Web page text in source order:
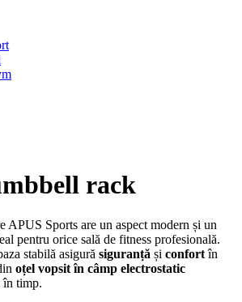
rack
APUS Sports are un aspect modern și un
pentru orice sală de fitness profesională.
stabilă asigură siguranță și confortîn
oțel vopsit în câmp electrostatic
în timp.